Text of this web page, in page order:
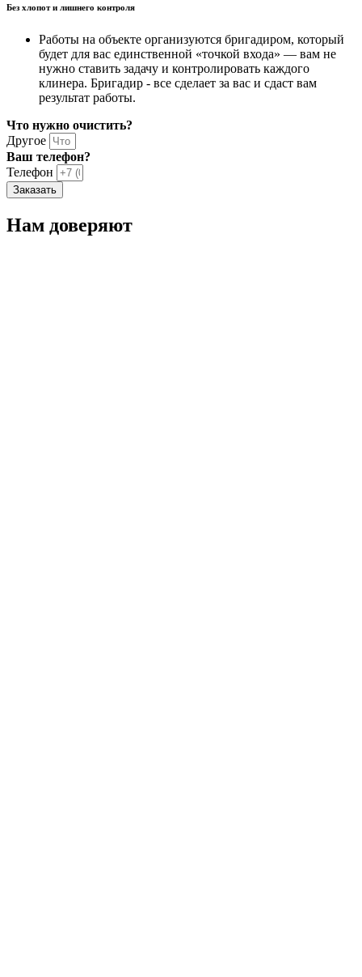
Без хлопот и лишнего контроля
Работы на объекте организуются бригадиром, который
будет для вас единственной «точкой входа» — вам не
нужно ставить задачу и контролировать каждого
клинера. Бригадир - все сделает за вас и сдаст вам
результат работы.
Что нужно очистить?
Другое
Ваш телефон?
Телефон
Заказать
Нам доверяют